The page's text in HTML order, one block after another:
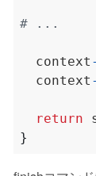
  context
  context
return
}